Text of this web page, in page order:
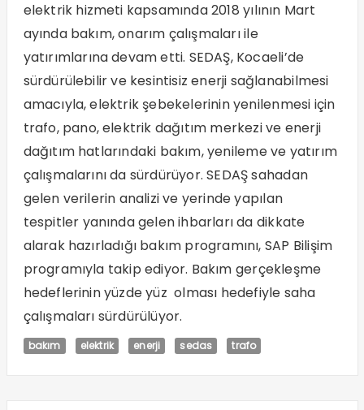
elektrik hizmeti kapsamında 2018 yılının Mart
ayında bakım, onarım çalışmaları ile
yatırımlarına devam etti. SEDAŞ, Kocaeli’de
sürdürülebilir ve kesintisiz enerji sağlanabilmesi
amacıyla, elektrik şebekelerinin yenilenmesi için
trafo, pano, elektrik dağıtım merkezi ve enerji
dağıtım hatlarındaki bakım, yenileme ve yatırım
çalışmalarını da sürdürüyor. SEDAŞ sahadan
gelen verilerin analizi ve yerinde yapılan
tespitler yanında gelen ihbarları da dikkate
alarak hazırladığı bakım programını, SAP Bilişim
programıyla takip ediyor. Bakım gerçekleşme
hedeflerinin yüzde yüz olması hedefiyle saha
çalışmaları sürdürülüyor.
bakım elektrik enerji sedas trafo